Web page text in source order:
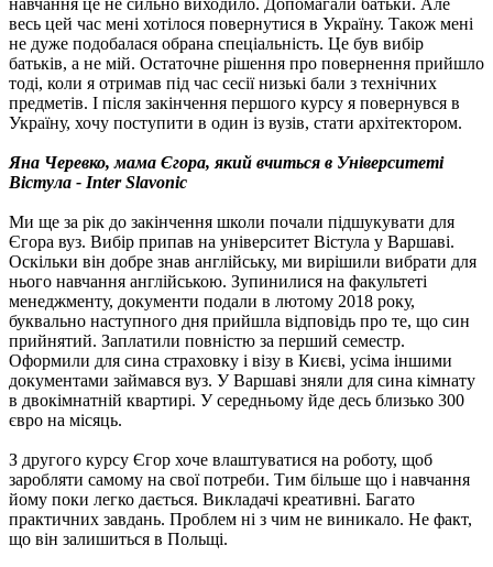
весь цей час мені хотілося повернутися в Україну. Також мені
не дуже подобалася обрана спеціальність. Це був вибір
батьків, а не мій. Остаточне рішення про повернення прийшло
тоді, коли я отримав під час сесії низькі бали з технічних
предметів. І після закінчення першого курсу я повернувся в
Україну, хочу поступити в один із вузів, стати архітектором.
Яна Черевко, мама Єгора, який вчиться в Університеті
Вістула - Inter Slavonic
Ми ще за рік до закінчення школи почали підшукувати для
Єгора вуз. Вибір припав на університет Вістула у Варшаві.
Оскільки він добре знав англійську, ми вирішили вибрати для
нього навчання англійською. Зупинилися на факультеті
менеджменту, документи подали в лютому 2018 року,
буквально наступного дня прийшла відповідь про те, що син
прийнятий. Заплатили повністю за перший семестр.
Оформили для сина страховку і візу в Києві, усіма іншими
документами займався вуз. У Варшаві зняли для сина кімнату
в двокімнатній квартирі. У середньому йде десь близько 300
євро на місяць.
З другого курсу Єгор хоче влаштуватися на роботу, щоб
заробляти самому на свої потреби. Тим більше що і навчання
йому поки легко дається. Викладачі креативні. Багато
практичних завдань. Проблем ні з чим не виникало. Не факт,
що він залишиться в Польщі.